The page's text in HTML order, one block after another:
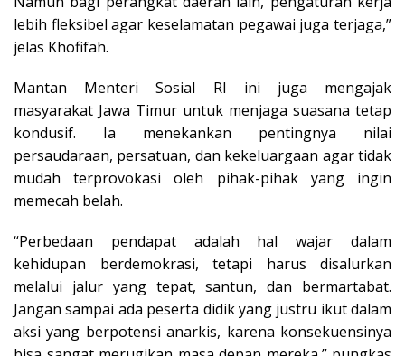
lebih fleksibel agar keselamatan pegawai juga terjaga,”
jelas Khofifah.
Mantan Menteri Sosial RI ini juga mengajak
masyarakat Jawa Timur untuk menjaga suasana tetap
kondusif. Ia menekankan pentingnya nilai
persaudaraan, persatuan, dan kekeluargaan agar tidak
mudah terprovokasi oleh pihak-pihak yang ingin
memecah belah.
“Perbedaan pendapat adalah hal wajar dalam
kehidupan berdemokrasi, tetapi harus disalurkan
melalui jalur yang tepat, santun, dan bermartabat.
Jangan sampai ada peserta didik yang justru ikut dalam
aksi yang berpotensi anarkis, karena konsekuensinya